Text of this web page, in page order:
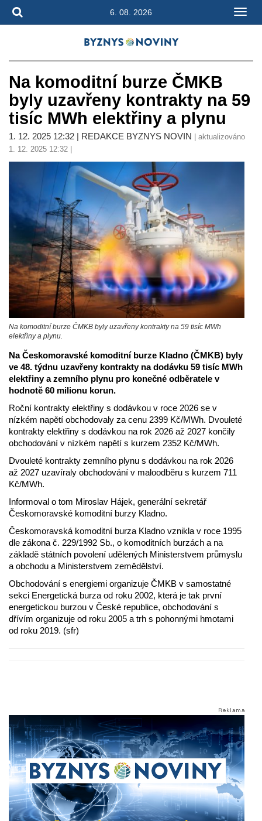
6. 08. 2026
Na komoditní burze ČMKB
byly uzavřeny kontrakty na 59
tisíc MWh elektřiny a plynu
1. 12. 2025 12:32 | REDAKCE BYZNYS NOVIN | aktualizováno
1. 12. 2025 12:32 |
Na komoditní burze ČMKB byly uzavřeny kontrakty na 59 tisíc MWh
elektřiny a plynu.
Na Českomoravské komoditní burze Kladno (ČMKB) byly
ve 48. týdnu uzavřeny kontrakty na dodávku 59 tisíc MWh
elektřiny a zemního plynu pro konečné odběratele v
hodnotě 60 milionu korun.
Roční kontrakty elektřiny s dodávkou v roce 2026 se v
nízkém napětí obchodovaly za cenu 2399 Kč/MWh. Dvouleté
kontrakty elektřiny s dodávkou na rok 2026 až 2027 končily
obchodování v nízkém napětí s kurzem 2352 Kč/MWh.
Dvouleté kontrakty zemního plynu s dodávkou na rok 2026
až 2027 uzavíraly obchodování v maloodběru s kurzem 711
Kč/MWh.
Informoval o tom Miroslav Hájek, generální sekretář
Českomoravské komoditní burzy Kladno.
Českomoravská komoditní burza Kladno vznikla v roce 1995
dle zákona č. 229/1992 Sb., o komoditních burzách a na
základě státních povolení udělených Ministerstvem průmyslu
a obchodu a Ministerstvem zemědělství.
Obchodování s energiemi organizuje ČMKB v samostatné
sekci Energetická burza od roku 2002, která je tak první
energetickou burzou v České republice, obchodování s
dřívím organizuje od roku 2005 a trh s pohonnými hmotami
od roku 2019. (sfr)